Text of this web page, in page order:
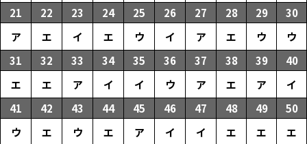
21
22 23 24 25 26 27 28 29
30
ア
エ イ エ ウ イ ア エ ウ
ウ
31
32 33 34 35 36 37 38 39
40
エ
エ ア イ イ ウ ア エ ア
イ
41
42 43 44 45 46 47 48 49
50
ウ
エ ウ エ ア イ イ エ エ
エ